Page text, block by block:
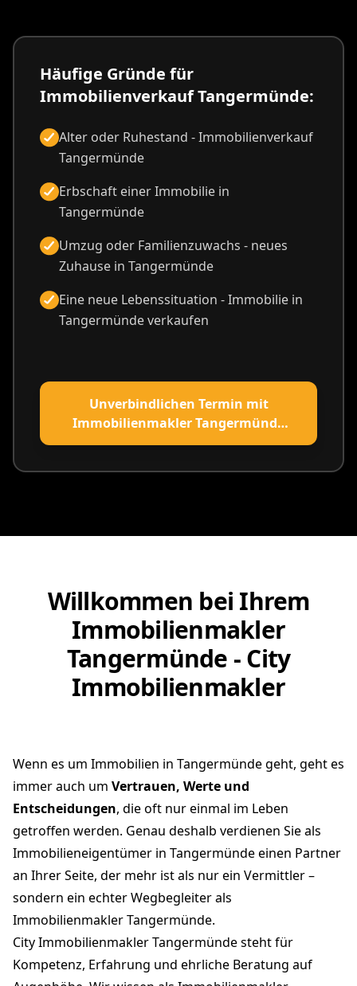
Häufige Gründe für
Immobilienverkauf Tangermünde:
Alter oder Ruhestand - Immobilienverkauf
Tangermünde
Erbschaft einer Immobilie in
Tangermünde
Umzug oder Familienzuwachs - neues
Zuhause in Tangermünde
Eine neue Lebenssituation - Immobilie in
Tangermünde verkaufen
Unverbindlichen Termin mit
Immobilienmakler Tangermünde
vereinbaren
Willkommen bei Ihrem
Immobilienmakler
Tangermünde - City
Immobilienmakler
Wenn es um Immobilien in Tangermünde geht, geht es
immer auch um Vertrauen, Werte und
Entscheidungen, die oft nur einmal im Leben
getroffen werden. Genau deshalb verdienen Sie als
Immobilieneigentümer in Tangermünde einen Partner
an Ihrer Seite, der mehr ist als nur ein Vermittler –
sondern ein echter Wegbegleiter als
Immobilienmakler Tangermünde.
City Immobilienmakler Tangermünde steht für
Kompetenz, Erfahrung und ehrliche Beratung auf